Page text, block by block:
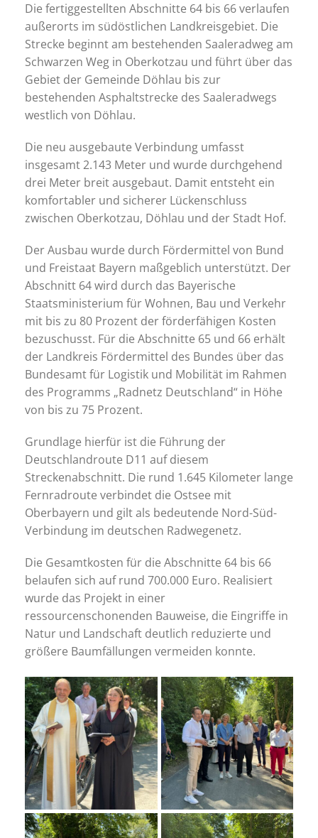
Die fertiggestellten Abschnitte 64 bis 66 verlaufen
außerorts im südöstlichen Landkreisgebiet. Die
Strecke beginnt am bestehenden Saaleradweg am
Schwarzen Weg in Oberkotzau und führt über das
Gebiet der Gemeinde Döhlau bis zur
bestehenden Asphaltstrecke des Saaleradwegs
westlich von Döhlau.
Die neu ausgebaute Verbindung umfasst
insgesamt 2.143 Meter und wurde durchgehend
drei Meter breit ausgebaut. Damit entsteht ein
komfortabler und sicherer Lückenschluss
zwischen Oberkotzau, Döhlau und der Stadt Hof.
Der Ausbau wurde durch Fördermittel von Bund
und Freistaat Bayern maßgeblich unterstützt. Der
Abschnitt 64 wird durch das Bayerische
Staatsministerium für Wohnen, Bau und Verkehr
mit bis zu 80 Prozent der förderfähigen Kosten
bezuschusst. Für die Abschnitte 65 und 66 erhält
der Landkreis Fördermittel des Bundes über das
Bundesamt für Logistik und Mobilität im Rahmen
des Programms „Radnetz Deutschland“ in Höhe
von bis zu 75 Prozent.
Grundlage hierfür ist die Führung der
Deutschlandroute D11 auf diesem
Streckenabschnitt. Die rund 1.645 Kilometer lange
Fernradroute verbindet die Ostsee mit
Oberbayern und gilt als bedeutende Nord-Süd-
Verbindung im deutschen Radwegenetz.
Die Gesamtkosten für die Abschnitte 64 bis 66
belaufen sich auf rund 700.000 Euro. Realisiert
wurde das Projekt in einer
ressourcenschonenden Bauweise, die Eingriffe in
Natur und Landschaft deutlich reduzierte und
größere Baumfällungen vermeiden konnte.